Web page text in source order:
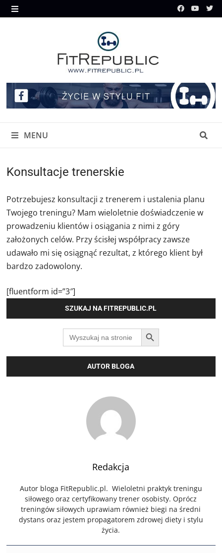
Skip
to
MENU
MENU
Konsultacje trenerskie
Potrzebujesz konsultacji z trenerem i ustalenia planu
Twojego treningu? Mam wieloletnie doświadczenie w
prowadzeniu klientów i osiągania z nimi z góry
założonych celów. Przy ścisłej współpracy zawsze
udawało mi się osiągnąć rezultat, z którego klient był
bardzo zadowolony.
[fluentform id=”3″]
SZUKAJ NA FITREPUBLIC.PL
Search
for:
SEARCH BUTTON
AUTOR BLOGA
Redakcja
Autor bloga FitRepublic.pl. Wieloletni praktyk treningu
siłowego oraz certyfikowany trener osobisty. Oprócz
treningów siłowych uprawiam również biegi na średni
dystans oraz jestem propagatorem zdrowej diety i stylu
życia.